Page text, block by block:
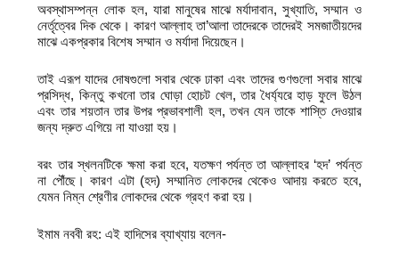
অবস্থাসম্পন্ন লোক হল, যারা মানুষের মাঝে মর্যাদাবান, সুখ্যাতি, সম্মান ও
নের্তৃত্বের দিক থেকে। কারণ আল্লাহ তা’আলা তাদেরকে তাদেরই সমজাতীয়দের
মাঝে একপ্রকার বিশেষ সম্মান ও মর্যাদা দিয়েছেন।
তাই এরূপ যাদের দোষগুলো সবার থেকে ঢাকা এবং তাদের গুণগুলো সবার মাঝে
প্রসিদ্ধ, কিন্তু কখনো তার ঘোড়া হোচট খেল, তার ধৈর্য্যরে হাড় ফুলে উঠল
এবং তার শয়তান তার উপর প্রভাবশালী হল, তখন যেন তাকে শাস্তি দেওয়ার
জন্য দ্রুত এগিয়ে না যাওয়া হয়।
বরং তার স্খলনটিকে ক্ষমা করা হবে, যতক্ষণ পর্যন্ত তা আল্লাহর ‘হদ’ পর্যন্ত
না পৌঁছে। কারণ এটা (হদ) সম্মানিত লোকদের থেকেও আদায় করতে হবে,
যেমন নিম্ন শ্রেণীর লোকদের থেকে গ্রহণ করা হয়।
ইমাম নববী রহ: এই হাদিসের ব্যাখ্যায় বলেন-